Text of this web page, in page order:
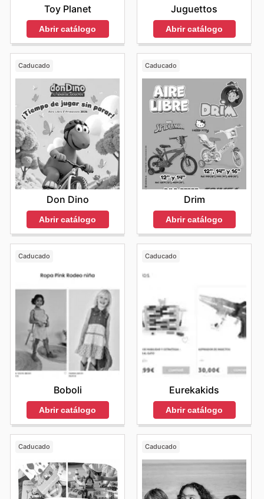
Toy Planet
Abrir catálogo
Juguettos
Abrir catálogo
Caducado
Don Dino
Abrir catálogo
Caducado
Drim
Abrir catálogo
Caducado
Boboli
Abrir catálogo
Caducado
Eurekakids
Abrir catálogo
Caducado Caducado